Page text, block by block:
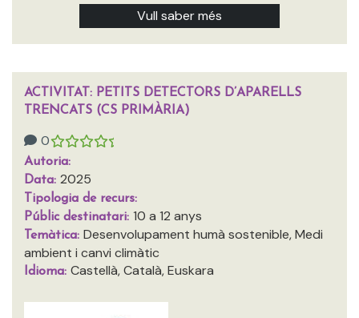
Vull saber més
ACTIVITAT: PETITS DETECTORS D’APARELLS
TRENCATS (CS PRIMÀRIA)
0
Autoria:
Data: 2025
Tipologia de recurs:
Públic destinatari: 10 a 12 anys
Temàtica: Desenvolupament humà sostenible, Medi
ambient i canvi climàtic
Idioma: Castellà, Català, Euskara